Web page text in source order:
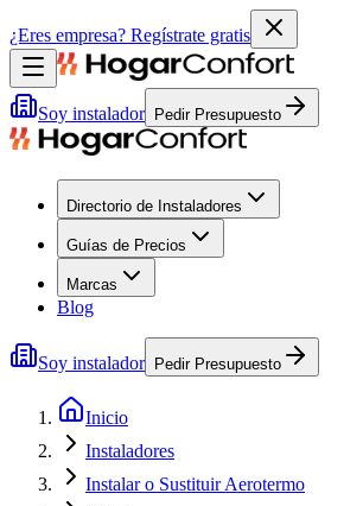
¿Eres empresa? Regístrate gratis
Soy instalador Pedir Presupuesto
Directorio de Instaladores
Guías de Precios
Marcas
Blog
Soy instalador Pedir Presupuesto
Inicio
Instaladores
Instalar o Sustituir Aerotermo